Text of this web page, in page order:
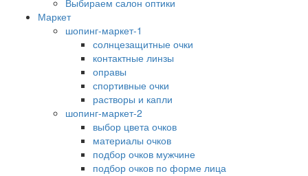
Выбираем салон оптики
Маркет
шопинг-маркет-1
солнцезащитные очки
контактные линзы
оправы
спортивные очки
растворы и капли
шопинг-маркет-2
выбор цвета очков
материалы очков
подбор очков мужчине
подбор очков по форме лица